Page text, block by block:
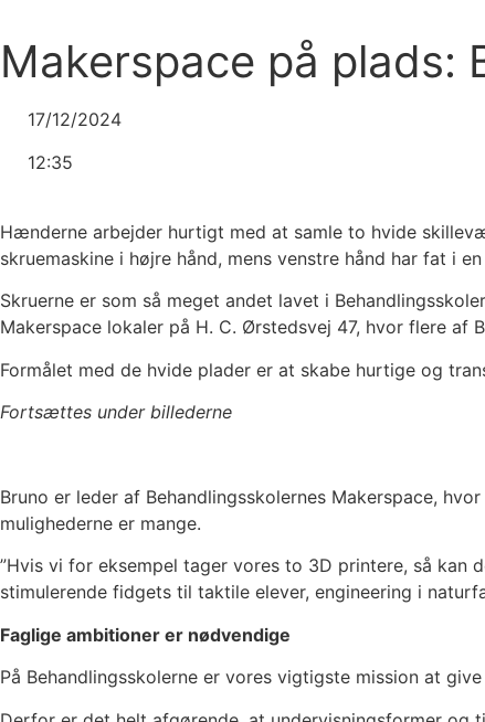
indhold
Makerspace på plads:
17/12/2024
12:35
Hænderne arbejder hurtigt med at samle to hvide
skruemaskine i højre hånd, mens venstre hånd har fat i
Skruerne er som så meget andet lavet i
Makerspace lokaler på H. C. Ørstedsvej 47, hvor flere af
Formålet med de hvide plader er at skabe hurtige og
Fortsættes under billederne
Bruno er leder af Behandlingsskolernes Makerspace,
mulighederne er mange.
”Hvis vi for eksempel tager vores to 3D printere, så kan
stimulerende fidgets til taktile elever, engineering i
Faglige ambitioner er nødvendige
På Behandlingsskolerne er vores vigtigste mission at